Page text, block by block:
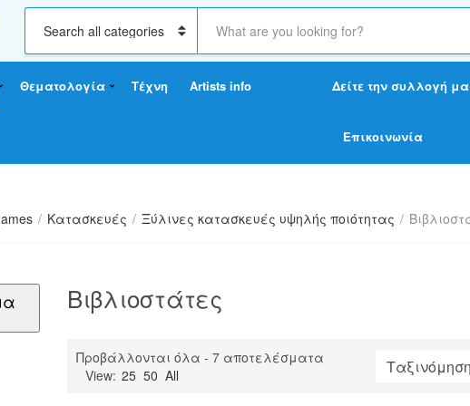
a
t
e
y
m
S
a
c
x
Θεματολογία Τέχνη Artists info Δείτε την συλλογή
Επικοινωνία
/ Κατασκευές / Ξύλινες κατασκευές υψηλής ποιότητας /
Βιβλιοστάτες
Προβάλλονται όλα - 7 αποτελέσματα
View: 25 50 All